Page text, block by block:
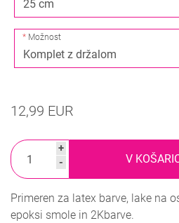
Možnost
12,99 EUR
+
-
V
Primeren za latex barve, lake na
epoksi smole in 2Kbarve.